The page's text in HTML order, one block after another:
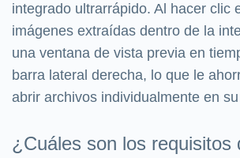
integrado ultrarrápido. Al hacer clic
imágenes extraídas dentro de la
una ventana de vista previa en
barra lateral derecha, lo que le
abrir archivos individualmente en
¿Cuáles son los requisitos